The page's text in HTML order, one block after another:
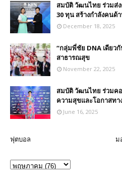
สมบัติ วัฒนไทย ร่วมส่
30 ทุน สร้างกำลังคนด้
December 18, 2025
“กลุ่มพี่ชัย DNA เดียว
สาธารณสุข
November 22, 2025
สมบัติ วัฒนไทย ร่วมค
ความสุขและโอกาสทา
June 16, 2025
ฟุตบอล ม